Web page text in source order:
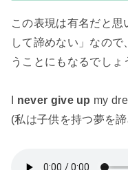
この表現は有名だと思
して諦めない」なの
うことにもなるでしょ
never give up my
(私は子供を持つ夢を